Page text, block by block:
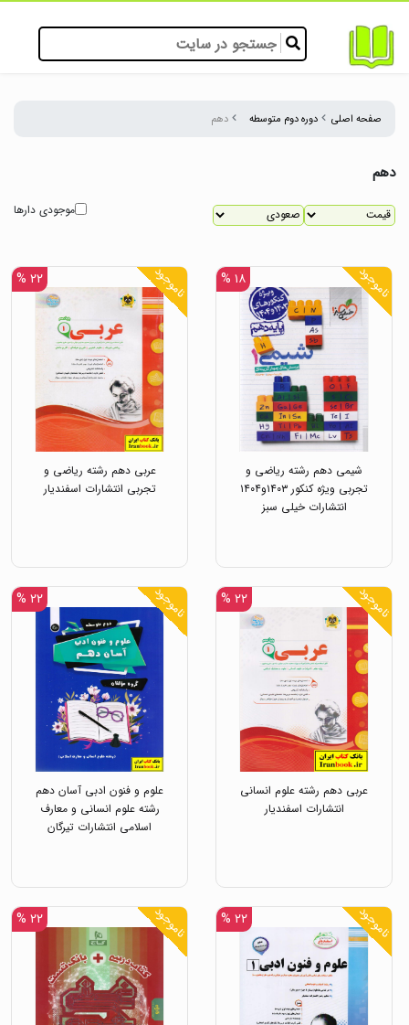
صفحه اصلی دوره دوم متوسطه دهم
دهم
موجودی دارها
ناموجود ۱۸ %
شیمی دهم رشته ریاضی و
تجربی ویژه کنکور ۱۴۰۳و۱۴۰۴
انتشارات خیلی سبز
ناموجود ۲۲ %
عربی دهم رشته ریاضی و
تجربی انتشارات اسفندیار
ناموجود ۲۲ %
عربی دهم رشته علوم انسانی
انتشارات اسفندیار
ناموجود ۲۲ %
علوم و فنون ادبی آسان دهم
رشته علوم انسانی و معارف
اسلامی انتشارات تیرگان
ناموجود ۲۲ % ناموجود ۲۲ %